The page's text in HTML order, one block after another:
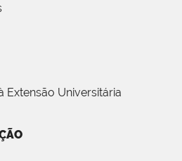
Extensão Universitária